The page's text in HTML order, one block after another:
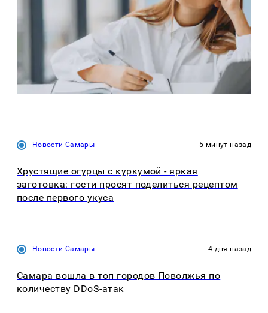
Новости Самары 5 минут назад
Хрустящие огурцы с куркумой - яркая
заготовка: гости просят поделиться рецептом
после первого укуса
Новости Самары 4 дня назад
Самара вошла в топ городов Поволжья по
количеству DDoS-атак